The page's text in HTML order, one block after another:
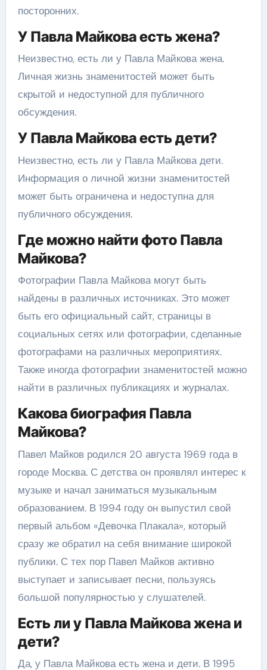
посторонних.
У Павла Майкова есть жена?
Неизвестно, есть ли у Павла Майкова жена.
Личная жизнь знаменитостей может быть
скрытой и недоступной для публичного
обсуждения.
У Павла Майкова есть дети?
Неизвестно, есть ли у Павла Майкова дети.
Информация о личной жизни знаменитостей
может быть ограничена и недоступна для
публичного обсуждения.
Где можно найти фото Павла
Майкова?
Фотографии Павла Майкова могут быть
найдены в различных источниках. Это может
быть его официальный сайт, страницы в
социальных сетях или фотографии, сделанные
фотографами на различных мероприятиях.
Также иногда фотографии знаменитостей можно
найти в различных публикациях и журналах.
Какова биография Павла
Майкова?
Павел Майков родился 20 августа 1969 года в
городе Москва. С детства он проявлял интерес к
музыке и начал заниматься музыкальным
образованием. В 1994 году он выпустил свой
первый альбом «Девочка Плакала», который
сразу же обратил на себя внимание широкой
публики. С тех пор Павел Майков активно
выступает и записывает песни, пользуясь
большой популярностью у слушателей.
Есть ли у Павла Майкова жена и
дети?
Да, у Павла Майкова есть жена и дети. В 1995